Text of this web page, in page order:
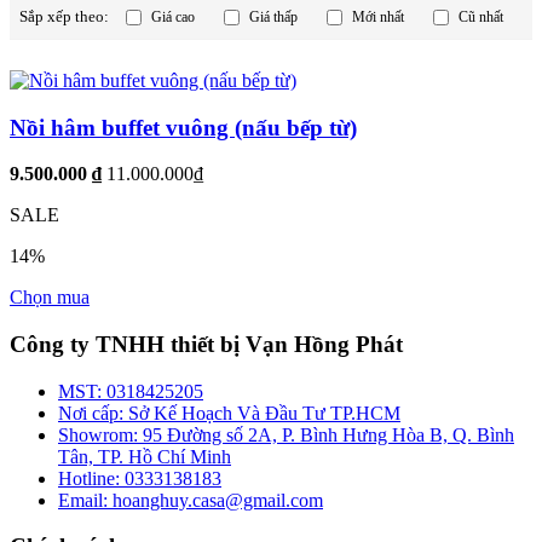
Sắp xếp theo: Giá cao Giá thấp Mới nhất Cũ nhất
Nồi hâm buffet vuông (nấu bếp từ)
9.500.000 ₫ 11.000.000₫
SALE
14%
Chọn mua
Công ty TNHH thiết bị Vạn Hồng Phát
MST: 0318425205
Nơi cấp: Sở Kế Hoạch Và Đầu Tư TP.HCM
Showrom: 95 Đường số 2A, P. Bình Hưng Hòa B, Q. Bình
Tân, TP. Hồ Chí Minh
Hotline: 0333138183
Email: hoanghuy.casa@gmail.com